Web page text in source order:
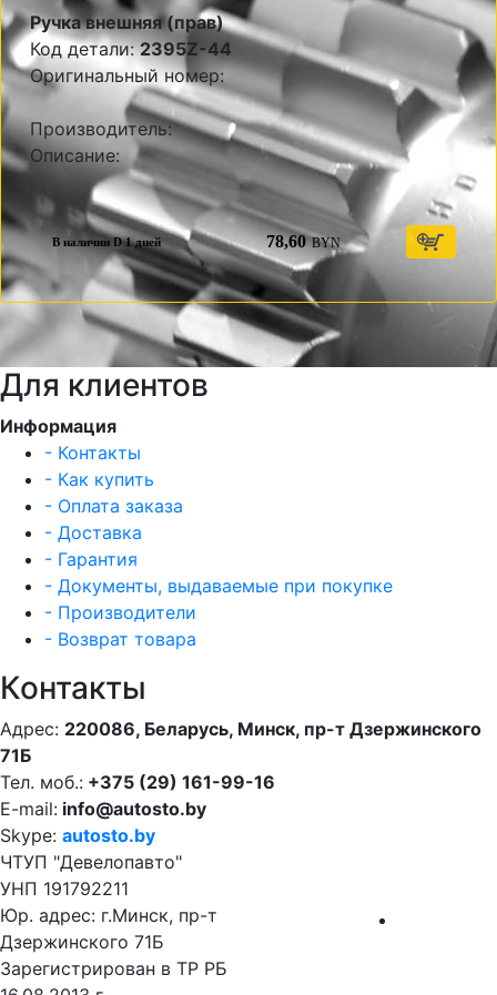
Ручка внешняя (прав)
Код детали:2395Z-44
Оригинальный номер:
Производитель:
Описание:
В наличии D 1 дней 78,60 BYN
Для клиентов
Информация
- Контакты
- Как купить
- Оплата заказа
- Доставка
- Гарантия
- Документы, выдаваемые при покупке
- Производители
- Возврат товара
Контакты
Адрес: 220086, Беларусь, Минск, пр-т Дзержинского
71Б
Тел. моб.: +375 (29) 161-99-16
E-mail: info@autosto.by
Skype: autosto.by
ЧТУП "Девелопавто"
УНП 191792211
Юр. адрес: г.Минск, пр-т
Дзержинского 71Б
Зарегистрирован в ТР РБ